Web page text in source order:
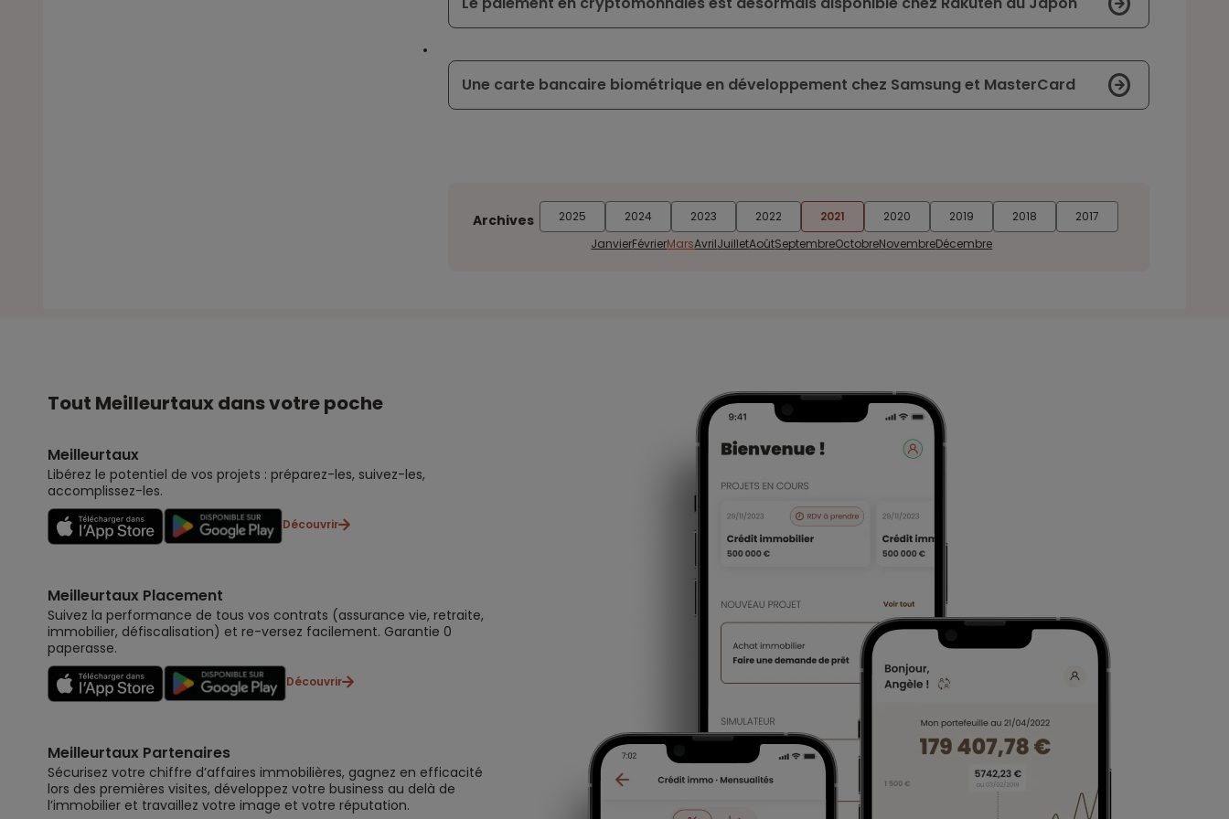
Une carte bancaire biométrique en développement chez Samsung et MasterCard
Archives 2025 2024 2023 2022 2021 2020 2019 2018
2017
JanvierFévrierMarsAvrilJuilletAoûtSeptembreOctobreNovembreDécembre
Tout Meilleurtaux dans votre poche
Meilleurtaux
Libérez le potentiel de vos projets : préparez-les, suivez-les,
accomplissez-les.
Découvrir
Meilleurtaux Placement
Suivez la performance de tous vos contrats (assurance vie, retraite,
immobilier, défiscalisation) et re-versez facilement. Garantie 0
paperasse.
Découvrir
Meilleurtaux Partenaires
Sécurisez votre chiffre d’affaires immobilières, gagnez en efficacité
lors des premières visites, développez votre business au delà de
l’immobilier et travaillez votre image et votre réputation.